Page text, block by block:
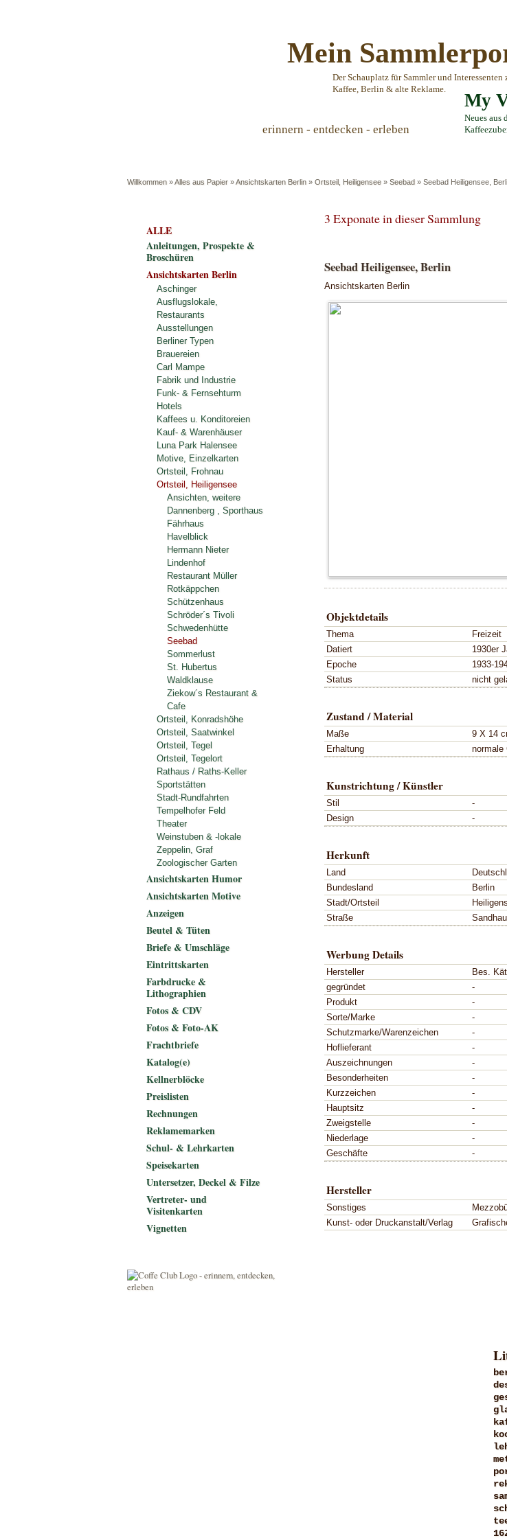
Mein
Der Schauplatz für Sammler und Interessenten
Kaffee, Berlin & alte Reklame.
My
Neues aus
erinnern - entdecken - erleben
Willkommen »Alles aus Papier »Ansichtskarten Berlin » Ortsteil, Heiligensee » Seebad » Seebad Heiligensee,
3 Exponate in dieser Sammlung
Seebad Heiligensee, Berlin
Ansichtskarten Berlin
Objektdetails
Thema
Freizeit
Datiert
1930er
Epoche
1933-
Status
nicht
Zustand / Material
Maße
9 X 14
Erhaltung
normale
Kunstrichtung / Künstler
Stil
-
Design
-
Herkunft
Land
Bundesland
Berlin
Stadt/Ortsteil
Straße
Werbung Details
Hersteller
Bes.
gegründet
-
Produkt
-
Sorte/Marke
-
Schutzmarke/Warenzeichen
-
Hoflieferant
-
Auszeichnungen
-
Besonderheiten
-
Kurzzeichen
-
Hauptsitz
-
Zweigstelle
-
Niederlage
-
Geschäfte
-
Hersteller
Sonstiges
Kunst- oder Druckanstalt/Verlag
ALLE
Anleitungen, Prospekte &
Broschüren
Ansichtskarten Berlin
Aschinger
Ausflugslokale,
Restaurants
Ausstellungen
Berliner Typen
Brauereien
Carl Mampe
Fabrik und Industrie
Funk- & Fernsehturm
Hotels
Kaffees u. Konditoreien
Kauf- & Warenhäuser
Luna Park Halensee
Motive, Einzelkarten
Ortsteil, Frohnau
Ortsteil, Heiligensee
Ansichten, weitere
Dannenberg , Sporthaus
Fährhaus
Havelblick
Hermann Nieter
Lindenhof
Restaurant Müller
Rotkäppchen
Schützenhaus
Schröder´s Tivoli
Schwedenhütte
Seebad
Sommerlust
St. Hubertus
Waldklause
Ziekow´s Restaurant &
Cafe
Ortsteil, Konradshöhe
Ortsteil, Saatwinkel
Ortsteil, Tegel
Ortsteil, Tegelort
Rathaus / Raths-Keller
Sportstätten
Stadt-Rundfahrten
Tempelhofer Feld
Theater
Weinstuben & -lokale
Zeppelin, Graf
Zoologischer Garten
Ansichtskarten Humor
Ansichtskarten Motive
Anzeigen
Beutel & Tüten
Briefe & Umschläge
Eintrittskarten
Farbdrucke &
Lithographien
Fotos & CDV
Fotos & Foto-AK
Frachtbriefe
Katalog(e)
Kellnerblöcke
Preislisten
Rechnungen
Reklamemarken
Schul- & Lehrkarten
Speisekarten
Untersetzer, Deckel & Filze
Vertreter- und
Visitenkarten
Vignetten